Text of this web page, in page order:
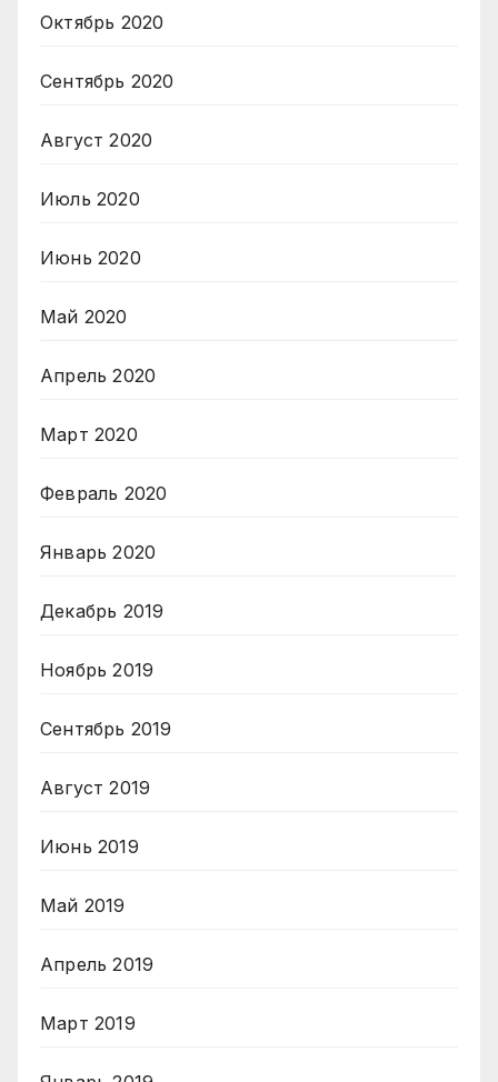
Октябрь 2020
Сентябрь 2020
Август 2020
Июль 2020
Июнь 2020
Май 2020
Апрель 2020
Март 2020
Февраль 2020
Январь 2020
Декабрь 2019
Ноябрь 2019
Сентябрь 2019
Август 2019
Июнь 2019
Май 2019
Апрель 2019
Март 2019